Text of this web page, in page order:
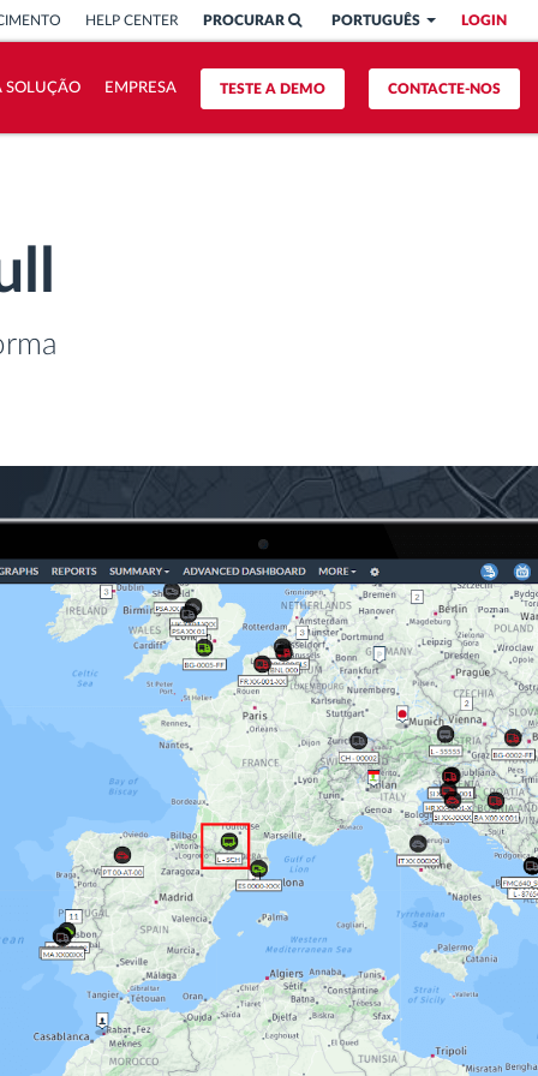
LOGIN
PORTUGUÊS
PROCURAR
HELP CENTER
CONTACTE-NOS
TESTE A DEMO
SOLUÇÃO EMPRESA